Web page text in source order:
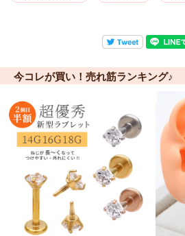
今コレが買い！売れ筋ランキング♪